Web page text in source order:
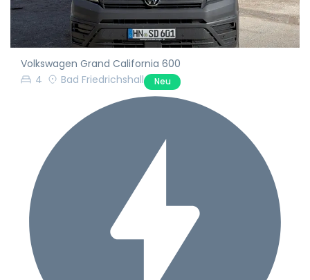
Volkswagen Grand California 600
4
Bad Friedrichshall Neu